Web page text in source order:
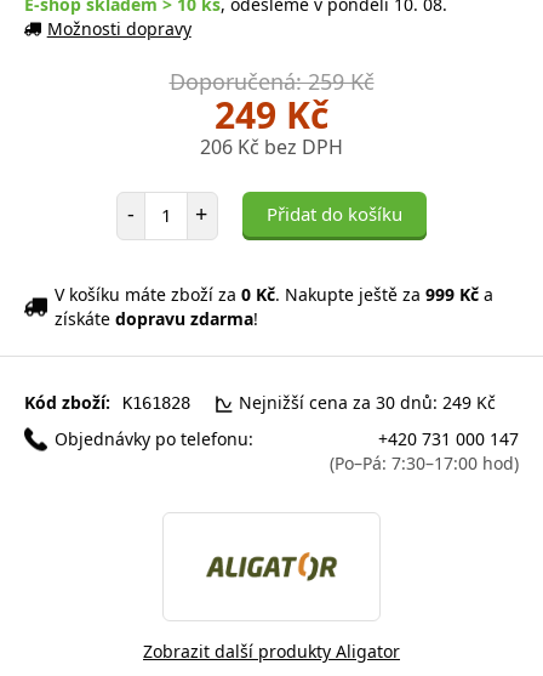
Možnosti dopravy
Doporučená: 259 Kč
249 Kč
206 Kč bez DPH
- Počet položek
+ Přidat do košíku
V košíku máte zboží za 0 Kč. Nakupte ještě za 999 Kč a
získáte dopravu zdarma!
Kód zboží: K161828
Nejnižší cena za 30 dnů: 249 Kč
Objednávky po telefonu:
+420 731 000 147
(Po–Pá: 7:30–17:00 hod)
Zobrazit další produkty Aligator